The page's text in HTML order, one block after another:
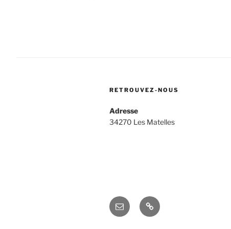
RETROUVEZ-NOUS
Adresse
34270 Les Matelles
E-
mail
Espace
adhérents